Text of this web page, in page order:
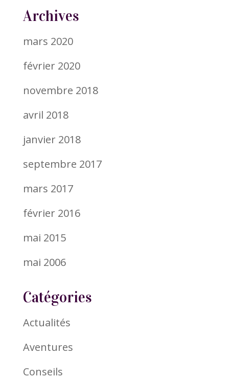
Archives
mars 2020
février 2020
novembre 2018
avril 2018
janvier 2018
septembre 2017
mars 2017
février 2016
mai 2015
mai 2006
Catégories
Actualités
Aventures
Conseils